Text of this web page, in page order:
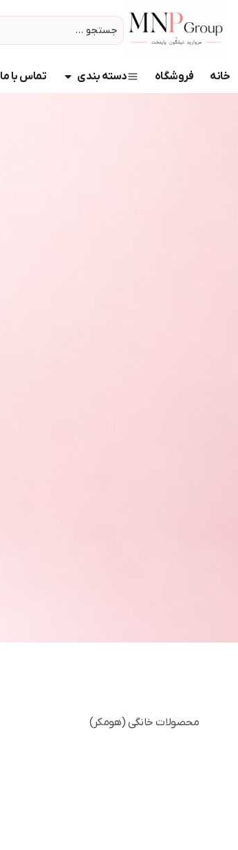
خانه فروشگاه دسته بندی تماس با ما
محصولات خانگی (هومکر)